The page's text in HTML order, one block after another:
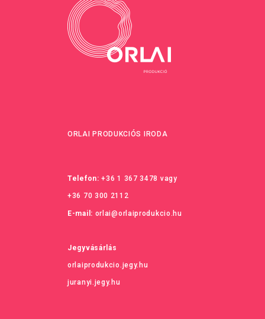
ORLAI PRODUKCIÓS IRODA
Telefon: +36 1 367 3478 vagy
+36 70 300 2112
E-mail: orlai@orlaiprodukcio.hu
Jegyvásárlás
orlaiprodukcio.jegy.hu
juranyi.jegy.hu